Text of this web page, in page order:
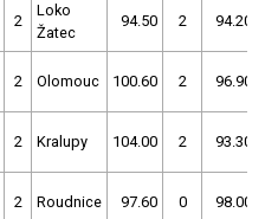
2
Loko
Žatec
94.50 2 94.20
2 Olomouc 100.60 2 96.90
2 Kralupy 104.00 2 93.30
2 Roudnice 97.60 0 98.00